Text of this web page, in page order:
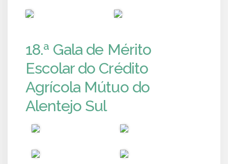
18.ª Gala de Mérito
Escolar do Crédito
Agrícola Mútuo do
Alentejo Sul